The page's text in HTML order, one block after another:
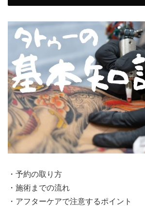
・予約の取り方
・施術までの流れ
・アフターケアで注意するポイント